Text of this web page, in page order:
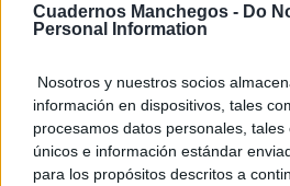
Cuadernos Manchegos - Do
Personal Information
Nosotros y nuestros socios
información en dispositivos, tales
procesamos datos personales,
únicos e información estándar
para los propósitos descritos a
No es tu imaginación
¿Ves caras en enchufes,
explicación